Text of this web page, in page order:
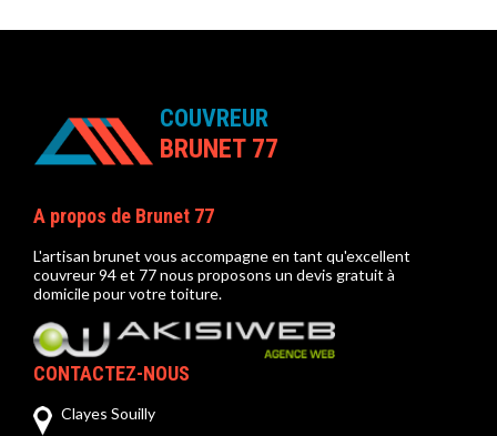
COUVREUR
BRUNET 77
A propos de Brunet 77
L'artisan brunet vous accompagne en tant qu'excellent
couvreur 94et 77 nous proposons un devis gratuit à
domicile pour votre toiture.
CONTACTEZ-NOUS
Clayes Souilly